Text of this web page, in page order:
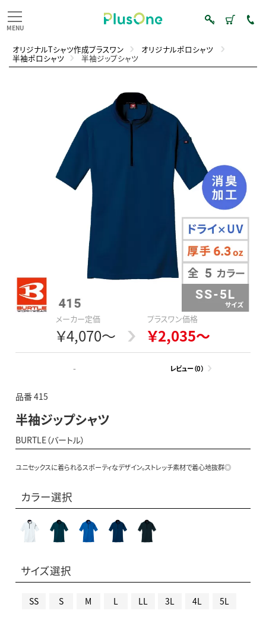
オリジナルTシャツ作成プラスワン オリジナルポロシャツ
半袖ポロシャツ 半袖ジップシャツ
メーカー定価
￥4,070～
プラスワン価格
￥2,035～
- レビュー（0）
品番 415
半袖ジップシャツ
BURTLE（バートル）
ユニセックスに着られるスポーティなデザイン。ストレッチ素材で着心地抜群◎
カラー選択
サイズ選択
SS S M L LL 3L 4L 5L